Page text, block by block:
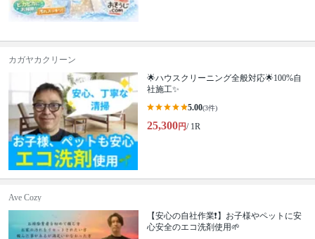
カガヤカクリーン
🌟ハウスクリーニング全般対応🌟100%自
社施工✨
5.00(3件)
25,300円/ 1R
Ave Cozy
【安心の自社作業❗️】お子様やペットに安
心安全のエコ洗剤使用🌱